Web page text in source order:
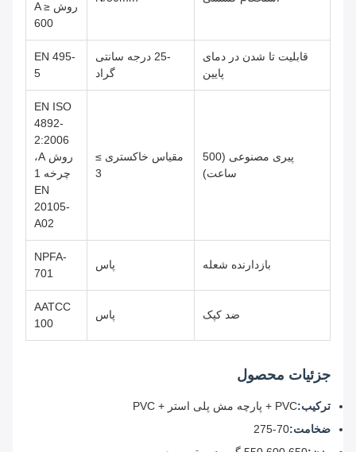
روش A ≥
600
قابلیت تا شدن در دمای
پایین
-25 درجه سانتی
گراد
EN 495-
5
پیری مصنوعی (500
ساعت)
مقیاس خاکستری ≥
3
EN ISO
4892-
2:2006
روش A،
چرخه 1
EN
20105-
A02
بازدارنده شعله پاس
NPFA-
701
ضد کپک پاس
AATCC
100
جزئیات محصول
ترکیب:PVC + پارچه مش پلی استر + PVC
ضخامت:70-275